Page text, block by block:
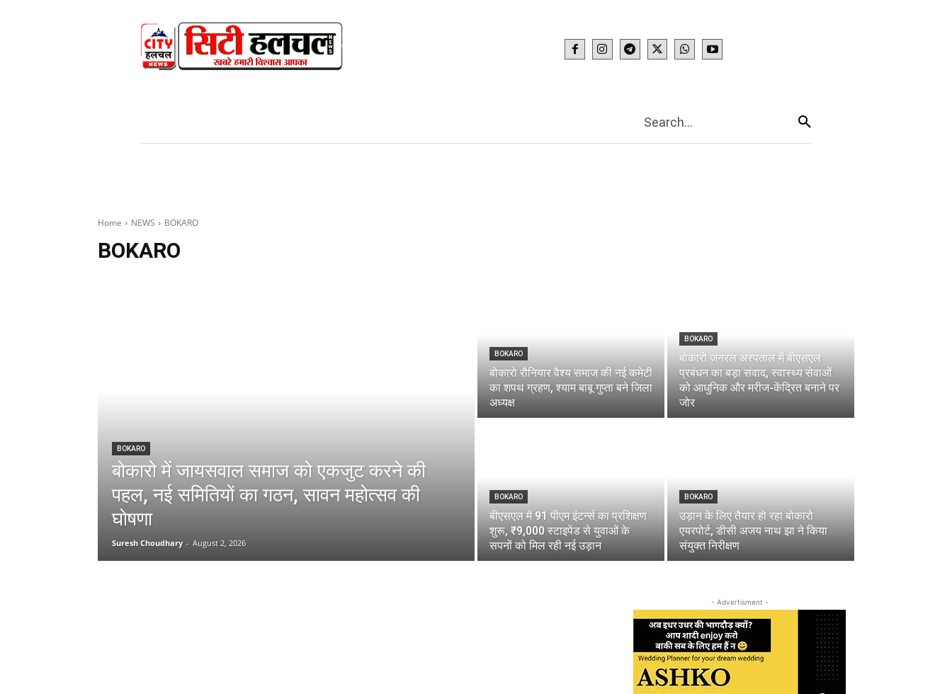
WEB STORIES More
Search...
Home NEWS BOKARO
BOKARO
BOKARO
बोकारो में जायसवाल समाज को एकजुट करने की
पहल, नई समितियों का गठन, सावन महोत्सव की
घोषणा
Suresh Choudhary - August 2, 2026
BOKARO
बोकारो रौनियार वैश्य समाज की नई कमेटी
का शपथ ग्रहण, श्याम बाबू गुप्ता बने जिला
अध्यक्ष
BOKARO
बोकारो जनरल अस्पताल में बीएसएल
प्रबंधन का बड़ा संवाद, स्वास्थ्य सेवाओं
को आधुनिक और मरीज-केंद्रित बनाने पर
जोर
BOKARO
बीएसएल में 91 पीएम इंटर्न्स का प्रशिक्षण
शुरू, ₹9,000 स्टाइपेंड से युवाओं के
सपनों को मिल रही नई उड़ान
BOKARO
उड़ान के लिए तैयार हो रहा बोकारो
एयरपोर्ट, डीसी अजय नाथ झा ने किया
संयुक्त निरीक्षण
- Advertisment -